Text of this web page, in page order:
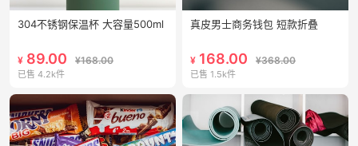
304不锈钢保温杯 大容量500ml
¥ 89.00 ¥168.00
已售 4.2k件
真皮男士商务钱包 短款折叠
¥ 168.00 ¥368.00
已售 1.5k件